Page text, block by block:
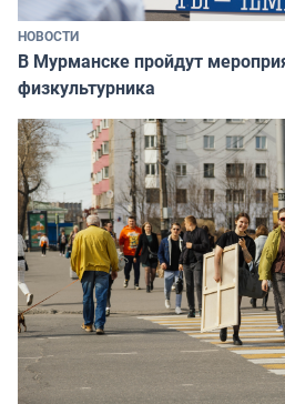
НОВОСТИ
В Мурманске пройдут
физкультурника